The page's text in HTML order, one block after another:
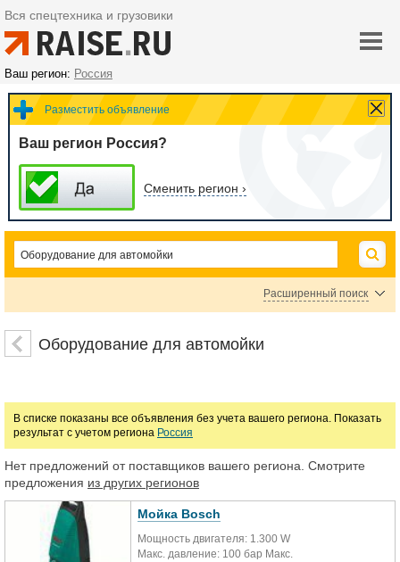
Вся спецтехника и грузовики
Ваш регион: Россия
Разместить объявление
Ваш регион Россия?
Сменить регион ›
Расширенный поиск
Цена
Марка
Оборудование для автомойки
В списке показаны все объявления без учета вашего региона. Показать
результат с учетом региона Россия
Нет предложений от поставщиков вашего региона. Смотрите
предложения из других регионов
Мойка Bosch
Мощность двигателя: 1.300 W
Макс. давление: 100 бар Макс.